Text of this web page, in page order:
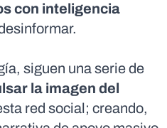
con inteligencia
siguen una serie de
la imagen del
red social; creando,